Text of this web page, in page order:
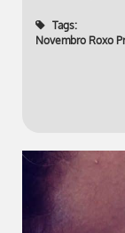
Tags:
Novembro Roxo